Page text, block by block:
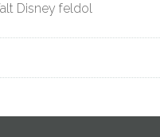
Disney feldol